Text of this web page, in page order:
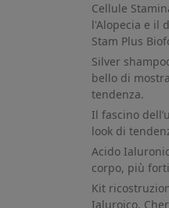
Cellule
l'Alopecia e il
Stam Plus
Silver
bello di
tendenza.
Il fascino
look di
Acido
corpo, più
Kit
Ialuroico,